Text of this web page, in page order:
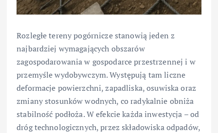
Rozległe tereny pogórnicze stanowią jeden z
najbardziej wymagających obszarów
zagospodarowania w gospodarce przestrzennej i w
przemyśle wydobywczym. Występują tam liczne
deformacje powierzchni, zapadliska, osuwiska oraz
zmiany stosunków wodnych, co radykalnie obniża
stabilność podłoża. W efekcie każda inwestycja – od
dróg technologicznych, przez składowiska odpadów,